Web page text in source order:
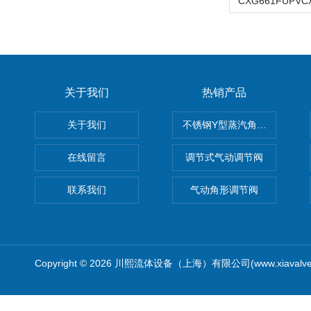
关于我们
关于我们
在线留言
联系我们
热销产品
不锈钢Y型蒸汽角座阀
调节式气动调节阀
气动角形调节阀
Copyright © 2026 川熙流体设备（上海）有限公司